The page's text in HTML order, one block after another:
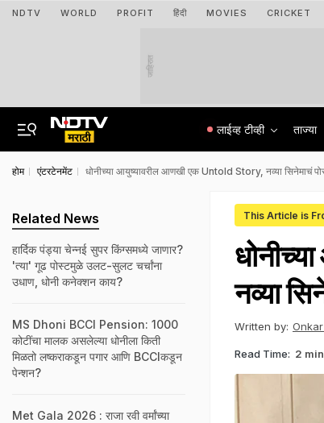
NDTV WORLD PROFIT हिंदी MOVIES CRICKET
जाहिरात
लाईव्ह टीव्ही ताज्या
होम एंटरटेनमेंट धोनीच्या आयुष्यावरील आणखी एक Untold Story, नव्या सिनेमाचं
This Article is
नव्या
Written by:
Read Time: 2
Related News
हार्दिक पंड्या चेन्नई सुपर किंग्समध्ये जाणार?
'त्या' गूढ पोस्टमुळे उलट-सुलट चर्चांना
उधाण, धोनी कनेक्शन काय?
MS Dhoni BCCI Pension: 1000
कोटींचा मालक असलेल्या धोनीला किती
मिळतो लष्कराकडून पगार आणि BCCIकडून
पेन्शन?
Met Gala 2026 : राजा रवी वर्मांच्या